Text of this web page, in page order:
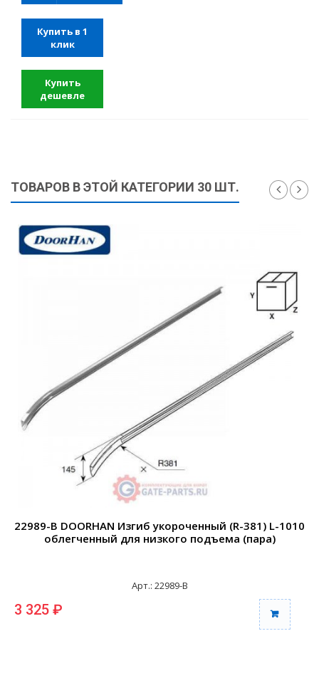
Купить в 1
клик
Купить
дешевле
ТОВАРОВ В ЭТОЙ КАТЕГОРИИ 30 ШТ.
22989-B DOORHAN Изгиб укороченный (R-381) L-1010
облегченный для низкого подъема (пара)
Арт.: 22989-B
3 325 ₽